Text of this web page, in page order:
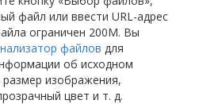
файл или ввести URL-адрес
ограничен 200M. Вы
файлов для
об исходном
изображения,
цвет и т. д.